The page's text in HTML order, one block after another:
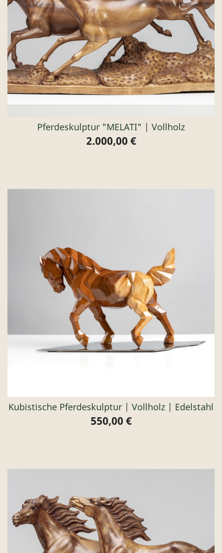
Pferdeskulptur "MELATI" | Vollholz
Preis
2.000,00 €
Kubistische Pferdeskulptur | Vollholz | Edelstahl
Preis
550,00 €